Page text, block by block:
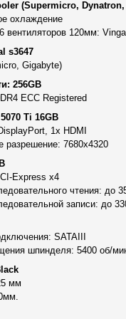
тличается своей
x16.
с 4-мерными
NVIDIA Quadro®
архитекторов,
Xeon с возможностью
SAGE добиваться
до 12 модулей
быструю и
требующих
доступ к данным по
способность слота
(Supermicro,
охлаждение
вентиляторов 120мм:
s3647
Gigabyte)
256GB
ECC Registered
Ti 16GB
1x HDMI
разрешение: 7680x4320
Express x4
чтения: до
записи: до
SATAIII
шпинделя: 5400 об/
мм